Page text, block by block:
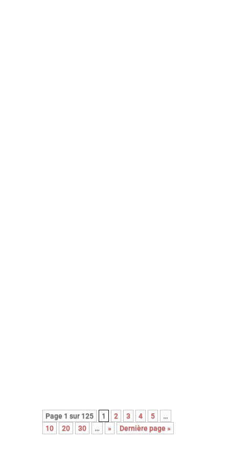
Page 1 sur 125 1 2 3 4 5
…
10
20 30 … » Dernière page »